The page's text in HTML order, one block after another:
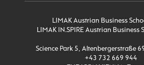
LIMAK Austrian Business
LIMAK IN.SPIRE Austrian Business
Science Park 5, Altenbergerstraße
+43 732 669 944